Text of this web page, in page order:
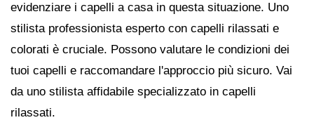
evidenziare i capelli a casa in questa situazione. Uno
stilista professionista esperto con capelli rilassati e
colorati è cruciale. Possono valutare le condizioni dei
tuoi capelli e raccomandare l'approccio più sicuro. Vai
da uno stilista affidabile specializzato in capelli
rilassati.